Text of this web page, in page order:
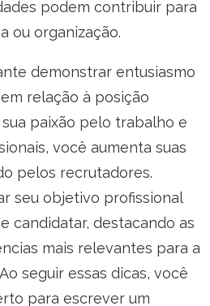
podem contribuir para
ou organização.
demonstrar entusiasmo
relação à posição
paixão pelo trabalho e
você aumenta suas
pelos recrutadores.
seu objetivo profissional
candidatar, destacando as
mais relevantes para a
seguir essas dicas, você
para escrever um